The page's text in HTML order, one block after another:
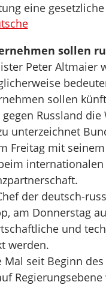
eine
sollen
Peter Altmaier
sollen
Russland
unterzeichnet
Freitag mit
der deutsch-
am Donnerstag
und
werden.
Mal seit Beginn